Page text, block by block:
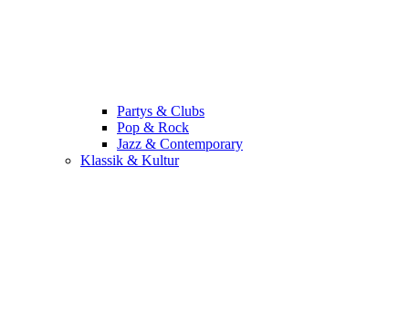
Partys & Clubs
Pop & Rock
Jazz & Contemporary
Klassik & Kultur